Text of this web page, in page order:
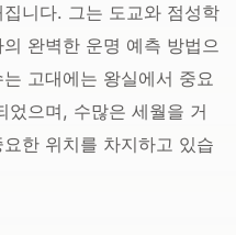
니다. 그는 도교와 점성학
완벽한 운명 예측 방법으
고대에는 왕실에서 중요
었으며, 수많은 세월을 거
한 위치를 차지하고 있습